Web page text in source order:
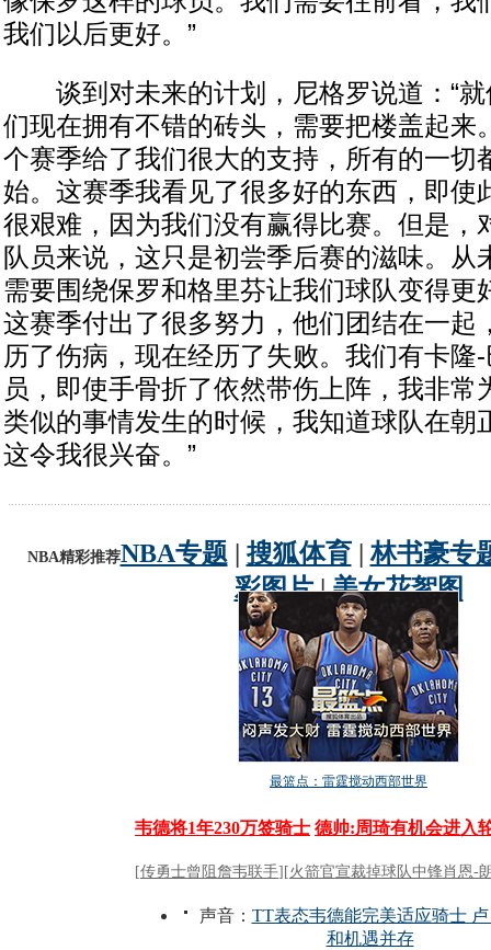
我们以后更好。”
谈到对未来的计划，尼格罗说道：“就
们现在拥有不错的砖头，需要把楼盖起来
个赛季给了我们很大的支持，所有的一切
始。这赛季我看见了很多好的东西，即使
很艰难，因为我们没有赢得比赛。但是，
队员来说，这只是初尝季后赛的滋味。从
需要围绕保罗和格里芬让我们球队变得更
这赛季付出了很多努力，他们团结在一起
历了伤病，现在经历了失败。我们有卡隆
员，即使手骨折了依然带伤上阵，我非常
类似的事情发生的时候，我知道球队在朝
这令我很兴奋。”